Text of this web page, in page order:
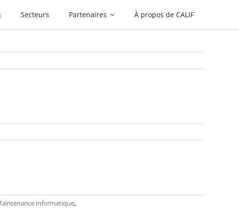
Secteurs Partenaires À propos de CALIF
informatique,